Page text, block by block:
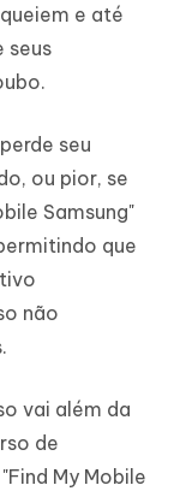
e até
seus
seu
ou pior, se
Samsung"
que
não
vai além da
de
My Mobile